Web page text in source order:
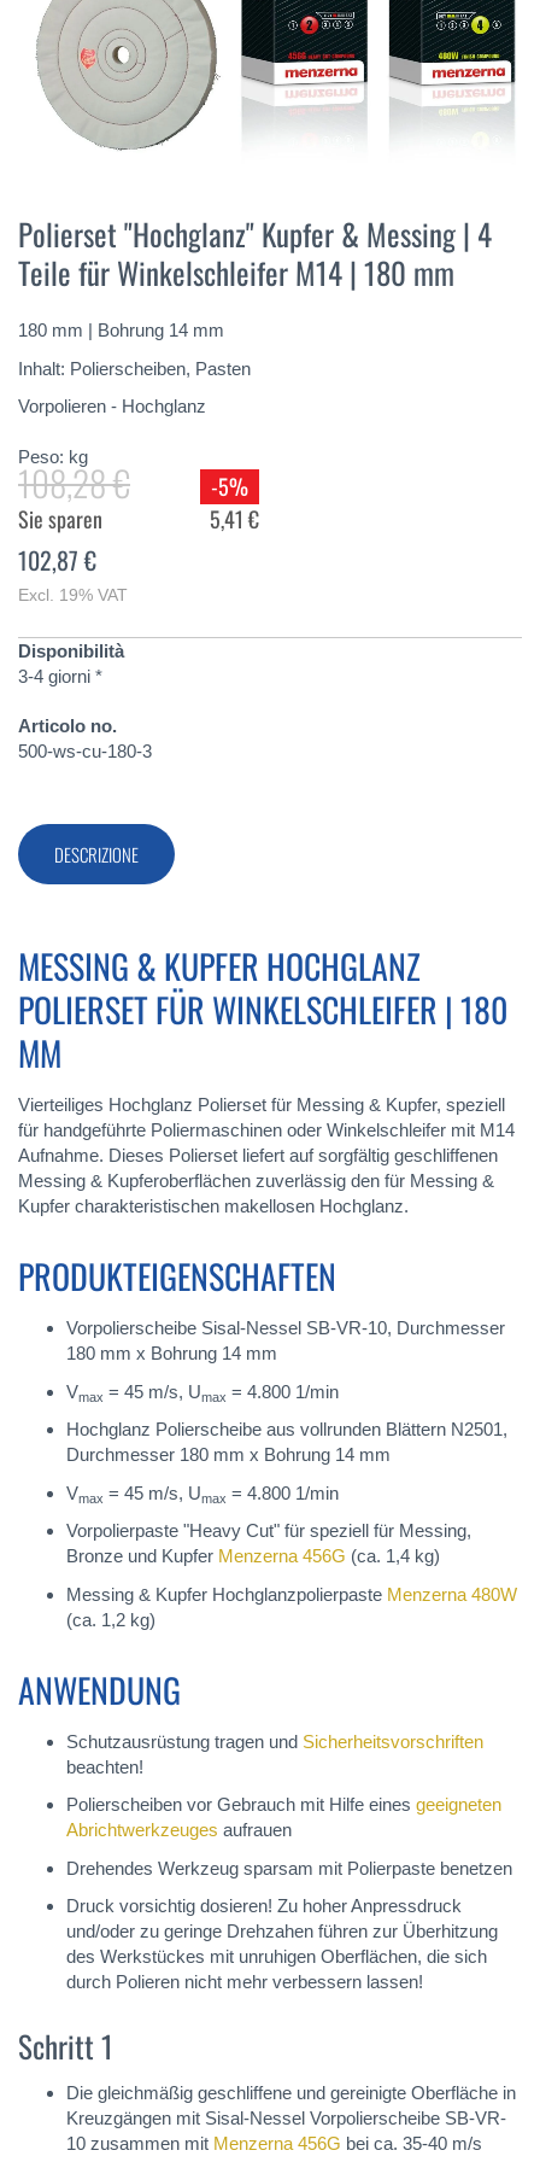
della
galleria
di
Polierset "Hochglanz" Kupfer & Messing | 4
Teile für Winkelschleifer M14 | 180 mm
180 mm | Bohrung 14 mm
Inhalt: Polierscheiben, Pasten
Vorpolieren - Hochglanz
Peso: kg
108,28 €
-5%
Sie sparen
5,41 €
102,87 €
Excl. 19% VAT
Disponibilità
3-4 giorni *
Articolo no.
500-ws-cu-180-3
DESCRIZIONE
MESSING & KUPFER HOCHGLANZ
POLIERSET FÜR WINKELSCHLEIFER | 180
MM
Vierteiliges Hochglanz Polierset für Messing & Kupfer, speziell
für handgeführte Poliermaschinen oder Winkelschleifer mit M14
Aufnahme. Dieses Polierset liefert auf sorgfältig geschliffenen
Messing & Kupferoberflächen zuverlässig den für Messing &
Kupfer charakteristischen makellosen Hochglanz.
PRODUKTEIGENSCHAFTEN
Vorpolierscheibe Sisal-Nessel SB-VR-10, Durchmesser
180 mm x Bohrung 14 mm
Vmax = 45 m/s, Umax = 4.800 1/min
Hochglanz Polierscheibe aus vollrunden Blättern N2501,
Durchmesser 180 mm x Bohrung 14 mm
Vmax = 45 m/s, Umax = 4.800 1/min
Vorpolierpaste "Heavy Cut" für speziell für Messing,
Bronze und Kupfer Menzerna 456G (ca. 1,4 kg)
Messing & Kupfer Hochglanzpolierpaste Menzerna 480W
(ca. 1,2 kg)
ANWENDUNG
Schutzausrüstung tragen und Sicherheitsvorschriften
beachten!
Polierscheiben vor Gebrauch mit Hilfe eines geeigneten
Abrichtwerkzeuges aufrauen
Drehendes Werkzeug sparsam mit Polierpaste benetzen
Druck vorsichtig dosieren! Zu hoher Anpressdruck
und/oder zu geringe Drehzahen führen zur Überhitzung
des Werkstückes mit unruhigen Oberflächen, die sich
durch Polieren nicht mehr verbessern lassen!
Schritt 1
Die gleichmäßig geschliffene und gereinigte Oberfläche in
Kreuzgängen mit Sisal-Nessel Vorpolierscheibe SB-VR-
10 zusammen mit Menzerna 456G bei ca. 35-40 m/s